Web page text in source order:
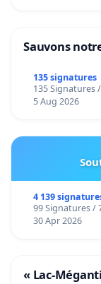
Sauvons
135 signatures
135 Signatures
5 Aug 2026
4 139
99 Signatures /
30 Apr 2026
« Lac-